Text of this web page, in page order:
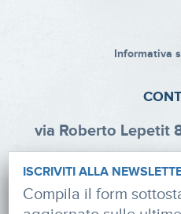
Informativa
via Roberto Lepetit
Tel: +39
ISCRIVITI ALLA
Compila il form